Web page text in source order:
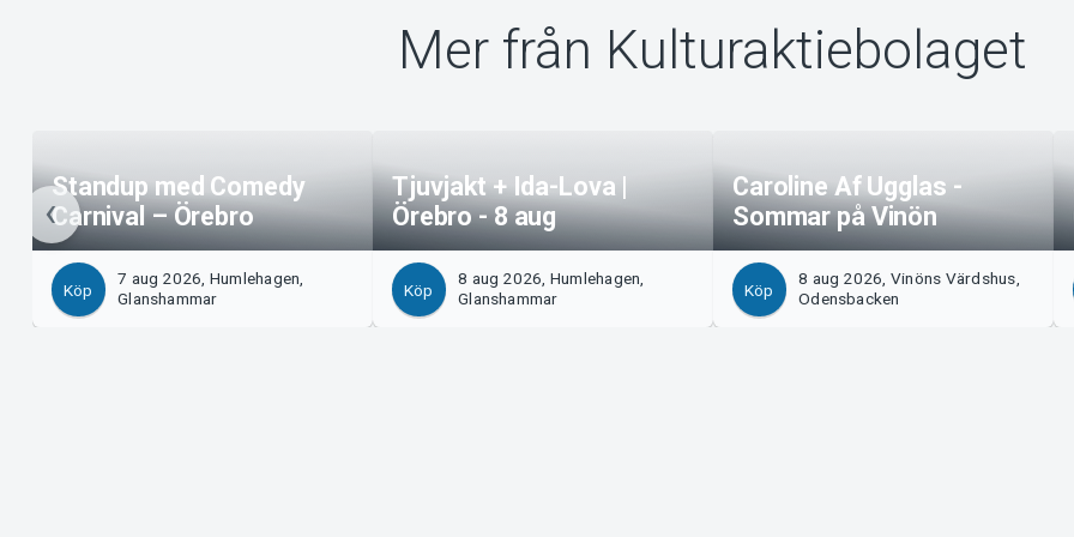
Mer från Kulturaktiebolaget
Standup med Comedy
Carnival – Örebro
Köp
7 aug 2026, Humlehagen,
Glanshammar
Tjuvjakt + Ida-Lova |
Örebro - 8 aug
Köp
8 aug 2026, Humlehagen,
Glanshammar
Caroline Af Ugglas -
Sommar på Vinön
Köp
8 aug 2026, Vinöns Värdshus,
Odensbacken